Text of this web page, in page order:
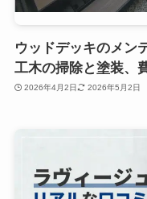
ウッドデッキのメン
工木の掃除と塗装、
2026年4月2日 2026年5月2日